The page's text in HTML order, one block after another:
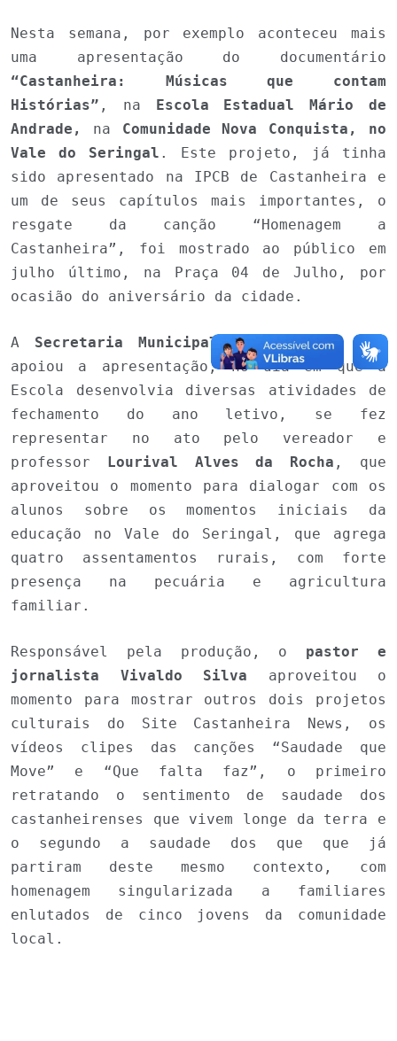
Nesta semana, por exemplo aconteceu mais
uma apresentação do documentário
“Castanheira: Músicas que contam
Histórias” , na
Escola Estadual Mário de
Andrade,
na Comunidade Nova Conquista, no
Vale do Seringal . Este projeto, já tinha
sido apresentado na IPCB de Castanheira e
um de seus capítulos mais importantes, o
resgate da canção “Homenagem a
Castanheira”, foi mostrado ao público em
julho último, na Praça 04 de Julho, por
ocasião do aniversário da cidade.
A Secretaria Municipal de Educação , que
apoiou a apresentação, no dia em que a
Escola desenvolvia diversas atividades de
fechamento do ano letivo, se fez
representar no ato pelo vereador e
professor
Lourival Alves da Rocha , que
aproveitou o momento para dialogar com os
alunos sobre os momentos iniciais da
educação no Vale do Seringal, que agrega
quatro assentamentos rurais, com forte
presença na pecuária e agricultura
familiar.
Responsável pela produção, o pastor e
jornalista Vivaldo Silva aproveitou o
momento para mostrar outros dois projetos
culturais do Site Castanheira News, os
vídeos clipes das canções “Saudade que
Move” e “Que falta faz”, o primeiro
retratando o sentimento de saudade dos
castanheirenses que vivem longe da terra e
o segundo a saudade dos que que já
partiram deste mesmo contexto, com
homenagem singularizada a familiares
enlutados de cinco jovens da comunidade
local.